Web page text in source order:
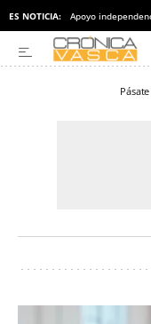
ES NOTICIA: Apoyo